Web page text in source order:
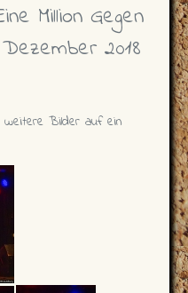
Million Gegen
2018
Bilder auf ein